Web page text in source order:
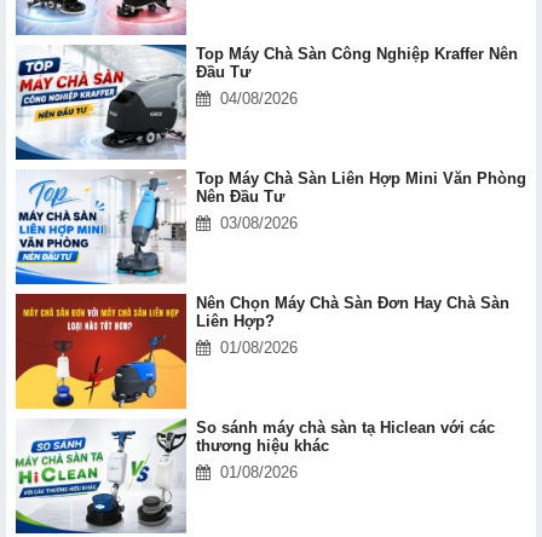
Top Máy Chà Sàn Công Nghiệp Kraffer Nên
Đầu Tư
04/08/2026
Top Máy Chà Sàn Liên Hợp Mini Văn Phòng
Nên Đầu Tư
03/08/2026
Nên Chọn Máy Chà Sàn Đơn Hay Chà Sàn
Liên Hợp?
01/08/2026
So sánh máy chà sàn tạ Hiclean với các
thương hiệu khác
01/08/2026